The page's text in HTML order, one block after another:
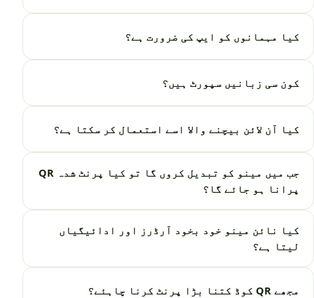
کیا مہمانوں کو ایپ کی ضرورت ہے؟
کون سی زبانیں سپورٹ ہیں؟
کیا آن لائن بیچنے والا اسے استعمال کر سکتا ہے؟
جب میں مینو کو تبدیل کروں گا تو کیا پرنٹ شدہ QR
پرانا ہو جائے گا؟
کیا نائن مینو خود بخود آرڈرز اور ادائیگیاں
لیتا ہے؟
مجھے QR کوڈ کتنا بڑا پرنٹ کرنا چاہئے؟